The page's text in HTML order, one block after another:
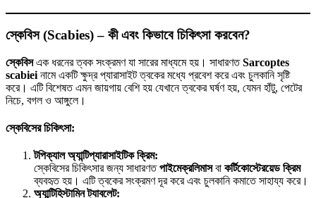
স্কেবিস (Scabies) – কী এবং কিভাবে চিকিৎসা করবেন?
স্কেবিসএক ধরনের ত্বক সংক্রমণ যা সারের মাধ্যমে হয়। সাধারণতSarcoptes
scabiei নামে একটি ক্ষুদ্র প্যারাসাইট ত্বকের মধ্যে প্রবেশ করে এবং চুলকানি সৃষ্টি
করে। এটি বিশেষত এমন জায়গায় বেশি হয় যেখানে ত্বকের ঘর্ষণ হয়, যেমন হাঁটু, পেটের
নিচে, বগল ও আঙ্গুলে।
স্কেবিসের চিকিৎসা:
টপিক্যাল অ্যান্টিপ্যারাসাইটিক ক্রিম:
স্কেবিসের চিকিৎসার জন্য সাধারণতপাইমেক্রলিমাসবা কর্টিকোস্টেরয়েড ক্রিম
ব্যবহৃত হয়। এটি ত্বকের সংক্রমণ দূর করে এবং চুলকানি কমাতে সাহায্য করে।
অ্যান্টিহিস্টামিন ট্যাবলেট: